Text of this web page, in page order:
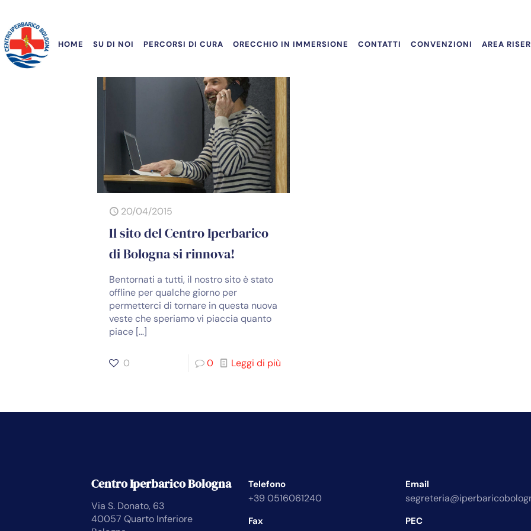
HOME SU DI NOI PERCORSI DI CURA ORECCHIO IN IMMERSIONE CONTATTI CONVENZIONI AREA
20/04/2015
Il sito del Centro Iperbarico
di Bologna si rinnova!
Bentornati a tutti, il nostro sito è stato
offline per qualche giorno per
permetterci di tornare in questa nuova
veste che speriamo vi piaccia quanto
piace […]
0 0 Leggi di più
Centro Iperbarico Bologna
Via S. Donato, 63
40057 Quarto Inferiore
Telefono
+39 0516061240
Fax
Email
PEC